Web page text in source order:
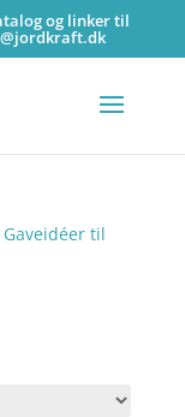
og linker til
Gaveidéer til